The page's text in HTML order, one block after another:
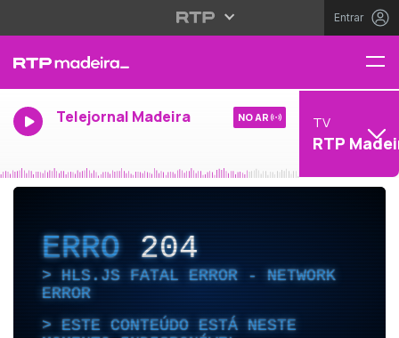
Entrar
Telejornal Madeira NO AR TV
RTP
ERRO204
HLS.JS FATAL ERROR - NETWORK
ERROR
ESTE CONTEÚDO ESTÁ NESTE